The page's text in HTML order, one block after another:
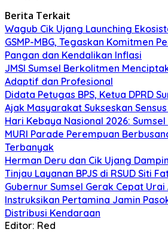
Berita Terkait
Wagub Cik Ujang Launching
GSMP-MBG, Tegaskan Komitmen
Pangan dan Kendalikan Inflasi
JMSI Sumsel Berkolitmen
Adaptif dan Profesional
Didata Petugas BPS, Ketua DPRD
Ajak Masyarakat Sukseskan
Hari Kebaya Nasional 2026:
MURI Parade Perempuan
Terbanyak
Herman Deru dan Cik Ujang
Tinjau Layanan BPJS di RSUD Siti
Gubernur Sumsel Gerak Cepat
Instruksikan Pertamina Jamin
Distribusi Kendaraan
Editor: Red